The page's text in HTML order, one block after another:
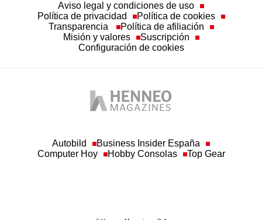
Aviso legal y condiciones de uso
Política de privacidad
Política de cookies
Transparencia
Política de afiliación
Misión y valores
Suscripción
Configuración de cookies
Autobild
Business Insider España
Computer Hoy
Hobby Consolas Top Gear